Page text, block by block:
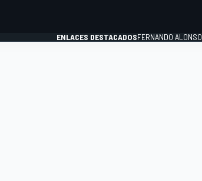
ENLACES DESTACADOSFERNANDO ALONSO